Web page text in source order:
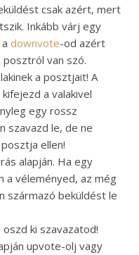
csak azért, mert
Inkább várj egy
downvote-od azért
van szó.
a posztjait! A
a valakivel
egy rossz
szavazd le, de ne
ellen!
alapján. Ha egy
a véleményed, az még
származó beküldést le
ki szavazatod!
upvote-olj vagy